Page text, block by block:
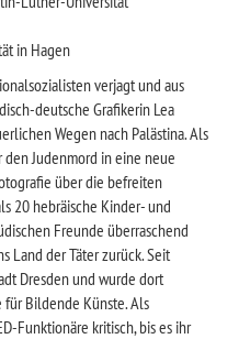
in Hagen
verjagt und aus
deutsche Grafikerin Lea
Wegen nach Palästina. Als
Judenmord in eine neue
über die befreiten
20 hebräische Kinder- und
Freunde überraschend
Land der Täter zurück. Seit
Dresden und wurde dort
für Bildende Künste. Als
Funktionäre kritisch, bis es ihr